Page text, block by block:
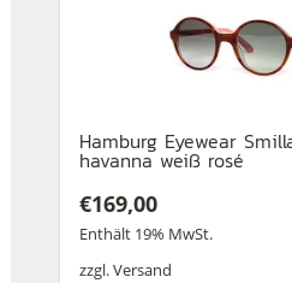
Hamburg Eyewear
havanna weiß rosé
€169,00
Enthält 19% MwSt.
zzgl.Versand